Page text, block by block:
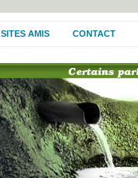
SITES AMIS CONTACT